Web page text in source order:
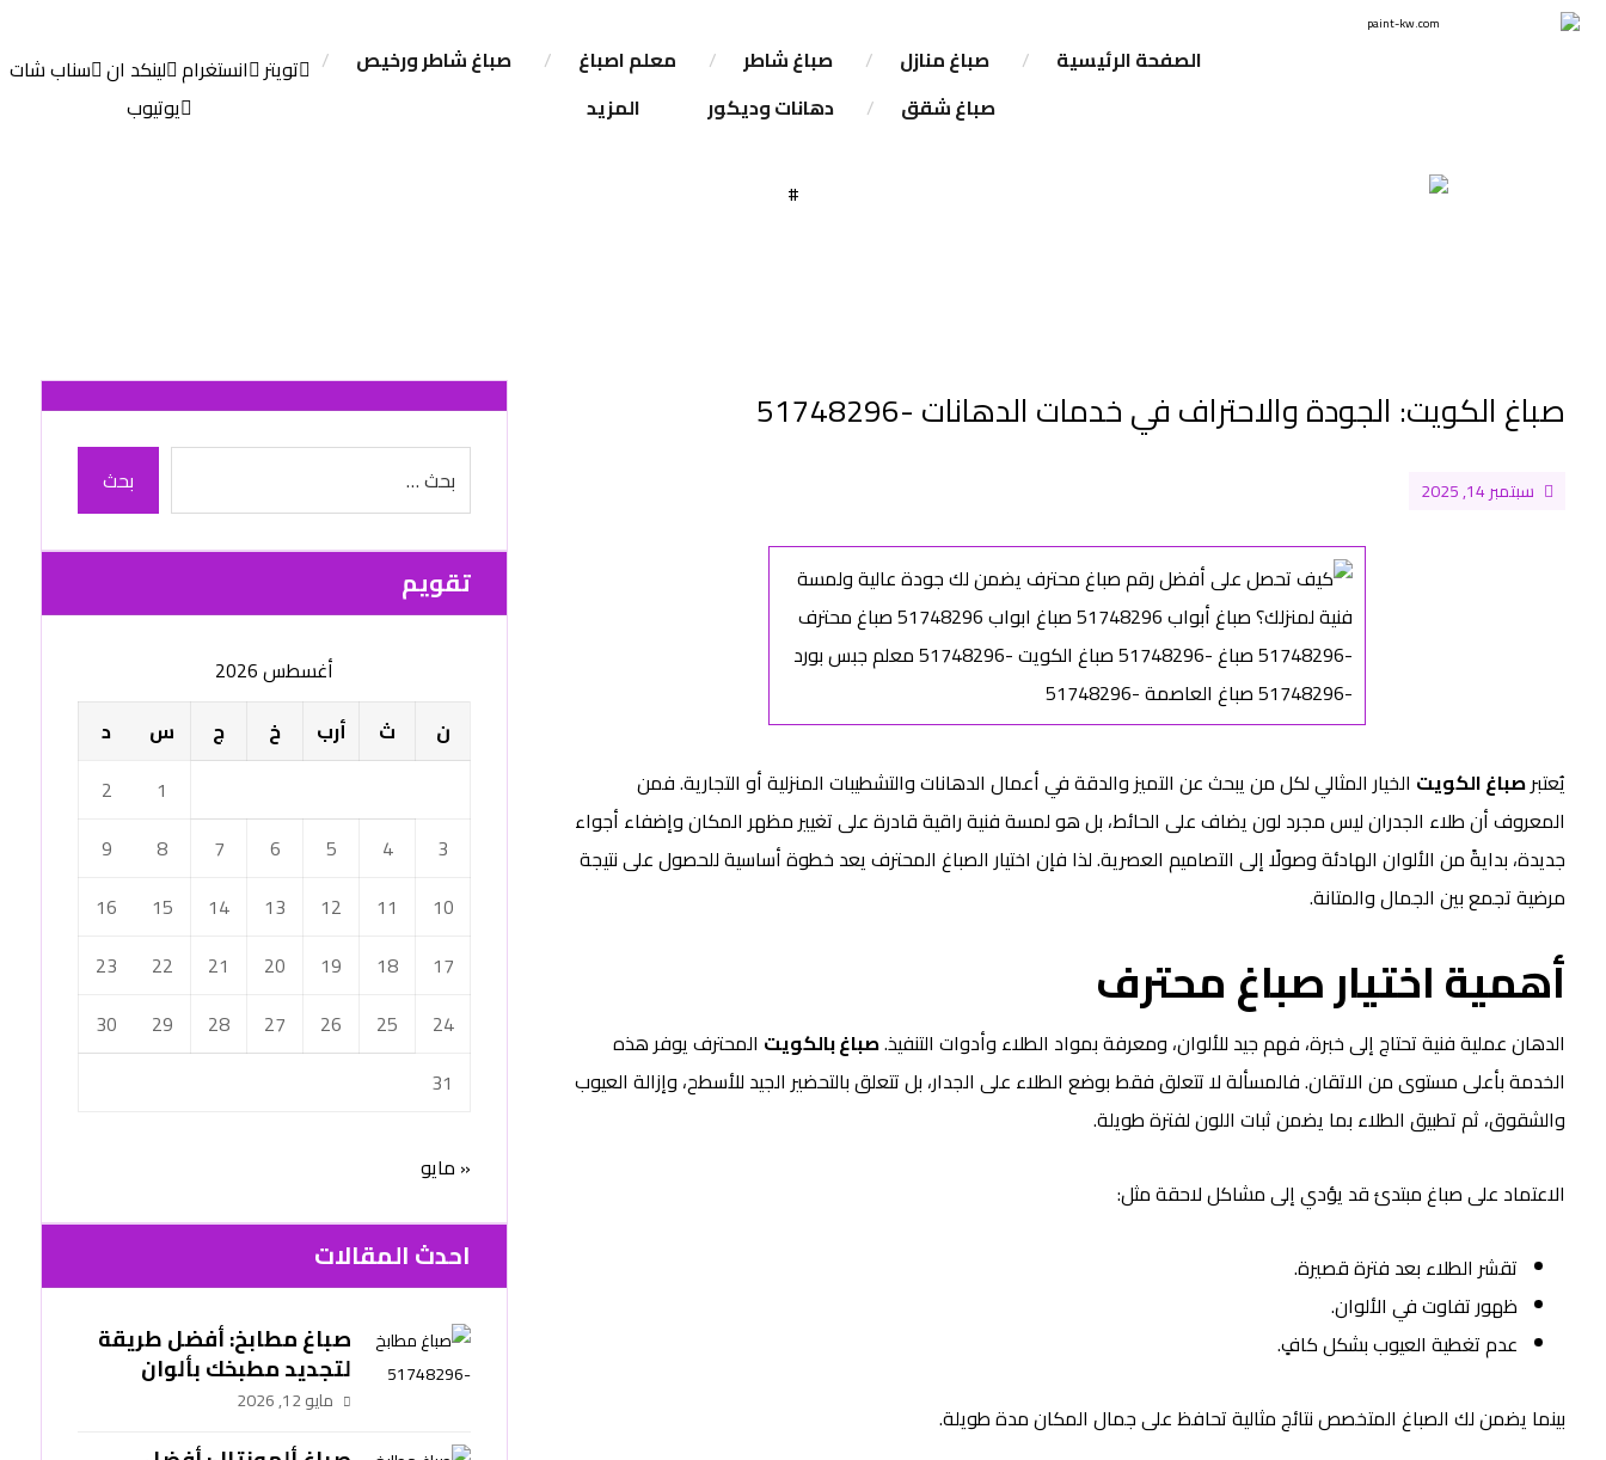
الصفحة الرئيسية صباغ منازل صباغ شاطر معلم اصباغ
صباغ شاطر ورخيص
صباغ شقق
دهانات وديكور المزيد
تويتر انستغرام لينكد ان سناب شات
يوتيوب
صباغ الكويت: الجودة والاحتراف في خدمات الدهانات -51748296
سبتمبر 14, 2025
يُعتبرصباغ الكويت الخيار المثالي لكل من يبحث عن التميز والدقة في أعمال الدهانات والتشطيبات المنزلية أو التجارية. فمن
المعروف أن طلاء الجدران ليس مجرد لون يضاف على الحائط، بل هو لمسة فنية راقية قادرة على تغيير مظهر المكان وإضفاء أجواء
جديدة، بدايةً من الألوان الهادئة وصولًا إلى التصاميم العصرية. لذا فإن اختيار الصباغ المحترف يعد خطوة أساسية للحصول على نتيجة
مرضية تجمع بين الجمال والمتانة.
أهمية اختيار صباغ محترف
الدهان عملية فنية تحتاج إلى خبرة، فهم جيد للألوان، ومعرفة بمواد الطلاء وأدوات التنفيذ.صباغ بالكويت المحترف يوفر هذه
الخدمة بأعلى مستوى من الاتقان. فالمسألة لا تتعلق فقط بوضع الطلاء على الجدار، بل تتعلق بالتحضير الجيد للأسطح، وإزالة العيوب
والشقوق، ثم تطبيق الطلاء بما يضمن ثبات اللون لفترة طويلة.
الاعتماد على صباغ مبتدئ قد يؤدي إلى مشاكل لاحقة مثل:
تقشر الطلاء بعد فترة قصيرة.
ظهور تفاوت في الألوان.
عدم تغطية العيوب بشكل كافٍ.
بينما يضمن لك الصباغ المتخصص نتائج مثالية تحافظ على جمال المكان مدة طويلة.
تقویم
أغسطس 2026
ن
ث أرب خ ج س
د
1
2
3
4
5
6
7
8
9
10
11
12
13
14
15
16
17
18
19
20
21
22
23
24
25
26
27
28
29
30
31
« مايو
احدث المقالات
صباغ مطابخ: أفضل طريقة
لتجديد مطبخك بألوان
عصرية وتشطيب يدوم طويلًا
مايو 12, 2026